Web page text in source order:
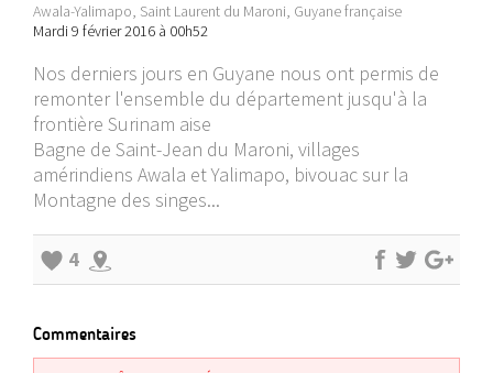
Awala-Yalimapo, Saint Laurent du Maroni, Guyane française
Mardi 9 février 2016 à 00h52
Nos derniers jours en Guyane nous ont permis de
remonter l'ensemble du département jusqu'à la
frontière Surinam aise
Bagne de Saint-Jean du Maroni, villages
amérindiens Awala et Yalimapo, bivouac sur la
Montagne des singes...
4
Commentaires